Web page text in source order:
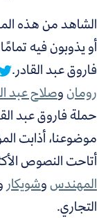
الشاهد من هذه
أو يذوبون فيه
فاروق عبد القادر.
رومانوصلاح عبد
حملة فاروق عبد
موضوعنا، أذابت
أتاحت النصوص
المهندسوشويكارو
التجاري.